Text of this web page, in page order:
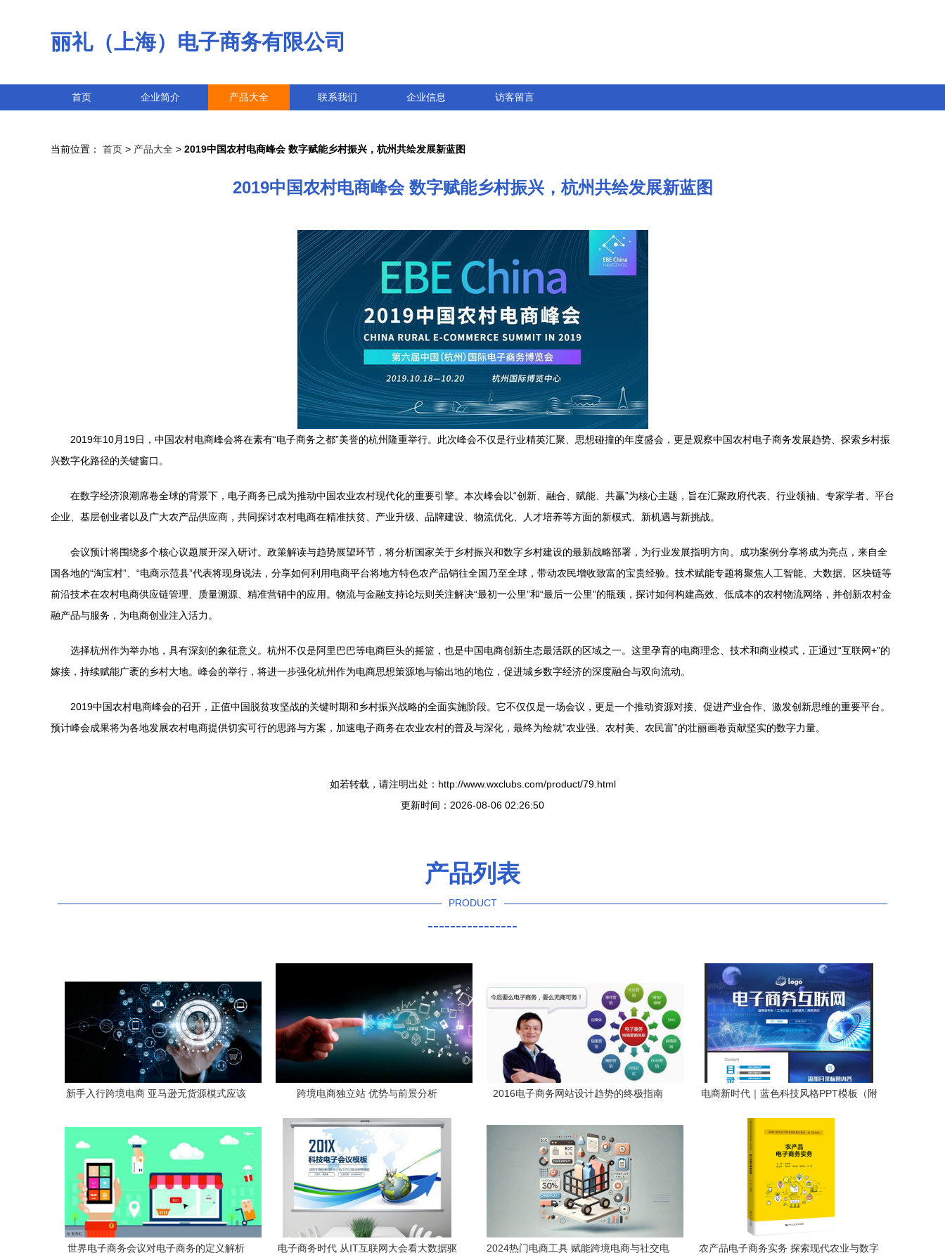
丽礼（上海）电子商务有限公司
首页 企业简介 产品大全 联系我们 企业信息 访客留言
当前位置： 首页 > 产品大全 > 2019中国农村电商峰会 数字赋能乡村振兴，杭州共绘发展新蓝图
2019中国农村电商峰会 数字赋能乡村振兴，杭州共绘发展新蓝图
2019年10月19日，中国农村电商峰会将在素有“电子商务之都”美誉的杭州隆重举行。此次峰会不仅是行业精英汇聚、思想碰撞的年度盛会，更是观察中国农村电子商务发展趋势、探索乡村振
兴数字化路径的关键窗口。
在数字经济浪潮席卷全球的背景下，电子商务已成为推动中国农业农村现代化的重要引擎。本次峰会以“创新、融合、赋能、共赢”为核心主题，旨在汇聚政府代表、行业领袖、专家学者、平台
企业、基层创业者以及广大农产品供应商，共同探讨农村电商在精准扶贫、产业升级、品牌建设、物流优化、人才培养等方面的新模式、新机遇与新挑战。
会议预计将围绕多个核心议题展开深入研讨。政策解读与趋势展望环节，将分析国家关于乡村振兴和数字乡村建设的最新战略部署，为行业发展指明方向。成功案例分享将成为亮点，来自全
国各地的“淘宝村”、“电商示范县”代表将现身说法，分享如何利用电商平台将地方特色农产品销往全国乃至全球，带动农民增收致富的宝贵经验。技术赋能专题将聚焦人工智能、大数据、区块链等
前沿技术在农村电商供应链管理、质量溯源、精准营销中的应用。物流与金融支持论坛则关注解决“最初一公里”和“最后一公里”的瓶颈，探讨如何构建高效、低成本的农村物流网络，并创新农村金
融产品与服务，为电商创业注入活力。
选择杭州作为举办地，具有深刻的象征意义。杭州不仅是阿里巴巴等电商巨头的摇篮，也是中国电商创新生态最活跃的区域之一。这里孕育的电商理念、技术和商业模式，正通过“互联网+”的
嫁接，持续赋能广袤的乡村大地。峰会的举行，将进一步强化杭州作为电商思想策源地与输出地的地位，促进城乡数字经济的深度融合与双向流动。
2019中国农村电商峰会的召开，正值中国脱贫攻坚战的关键时期和乡村振兴战略的全面实施阶段。它不仅仅是一场会议，更是一个推动资源对接、促进产业合作、激发创新思维的重要平台。
预计峰会成果将为各地发展农村电商提供切实可行的思路与方案，加速电子商务在农业农村的普及与深化，最终为绘就“农业强、农村美、农民富”的壮丽画卷贡献坚实的数字力量。
如若转载，请注明出处：http://www.wxclubs.com/product/79.html
更新时间：2026-08-06 02:26:50
产品列表
PRODUCT
----------------
新手入行跨境电商 亚马逊无货源模式应该
跨境电商独立站 优势与前景分析 2016电子商务网站设计趋势的终极指南
电商新时代｜蓝色科技风格PPT模板（附
世界电子商务会议对电子商务的定义解析
电子商务时代 从IT互联网大会看大数据驱
2024热门电商工具 赋能跨境电商与社交电
农产品电子商务实务 探索现代农业与数字